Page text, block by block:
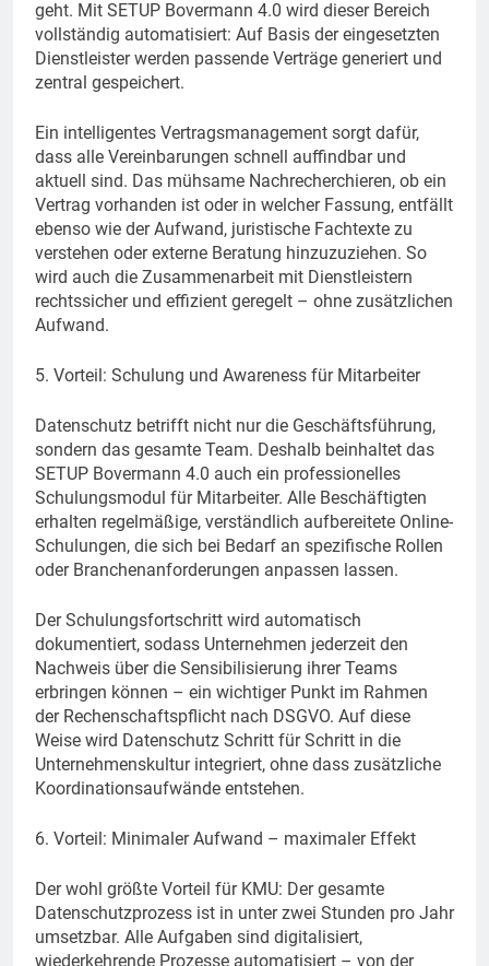
geht. Mit SETUP Bovermann 4.0 wird dieser Bereich
vollständig automatisiert: Auf Basis der eingesetzten
Dienstleister werden passende Verträge generiert und
zentral gespeichert.
Ein intelligentes Vertragsmanagement sorgt dafür,
dass alle Vereinbarungen schnell auffindbar und
aktuell sind. Das mühsame Nachrecherchieren, ob ein
Vertrag vorhanden ist oder in welcher Fassung, entfällt
ebenso wie der Aufwand, juristische Fachtexte zu
verstehen oder externe Beratung hinzuzuziehen. So
wird auch die Zusammenarbeit mit Dienstleistern
rechtssicher und effizient geregelt – ohne zusätzlichen
Aufwand.
5. Vorteil: Schulung und Awareness für Mitarbeiter
Datenschutz betrifft nicht nur die Geschäftsführung,
sondern das gesamte Team. Deshalb beinhaltet das
SETUP Bovermann 4.0 auch ein professionelles
Schulungsmodul für Mitarbeiter. Alle Beschäftigten
erhalten regelmäßige, verständlich aufbereitete Online-
Schulungen, die sich bei Bedarf an spezifische Rollen
oder Branchenanforderungen anpassen lassen.
Der Schulungsfortschritt wird automatisch
dokumentiert, sodass Unternehmen jederzeit den
Nachweis über die Sensibilisierung ihrer Teams
erbringen können – ein wichtiger Punkt im Rahmen
der Rechenschaftspflicht nach DSGVO. Auf diese
Weise wird Datenschutz Schritt für Schritt in die
Unternehmenskultur integriert, ohne dass zusätzliche
Koordinationsaufwände entstehen.
6. Vorteil: Minimaler Aufwand – maximaler Effekt
Der wohl größte Vorteil für KMU: Der gesamte
Datenschutzprozess ist in unter zwei Stunden pro Jahr
umsetzbar. Alle Aufgaben sind digitalisiert,
wiederkehrende Prozesse automatisiert – von der